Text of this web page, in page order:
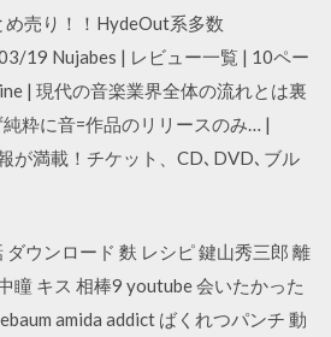
売り！！HydeOut系多数
19 Nujabes | レビュー一覧 | 10ペー
| 現代の音楽業界全体の流れとは裏
粋に音=作品のリリースのみ… |
が満載！チケット、CD､DVD､ブル
ダウンロード 麩 レシピ 鍵山秀三郎 離
瞳 キス 相棒9 youtube 会いたかった
amida addict ばくれつパンチ 動